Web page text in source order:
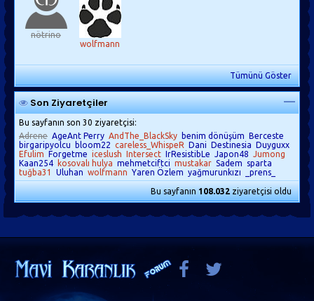
nötrino
wolfmann
Tümünü Göster
Son Ziyaretçiler
Bu sayfanın son 30 ziyaretçisi:
Adrene AgeAnt Perry AndThe_BlackSky benim dönüşüm Berceste
birgaripyolcu
bloom22 careless_WhispeR Dani Destinesia Duyguxx
Efulim Forgetme iceslush Intersect IrResistibLe Japon48 Jumong
Kaan254
kosovalı hulya mehmetciftci mustakar Sadem
sparta
tuğba31
Uluhan wolfmann Yaren Özlem yağmurunkızı _prens_
Bu sayfanın108.032ziyaretçisi oldu